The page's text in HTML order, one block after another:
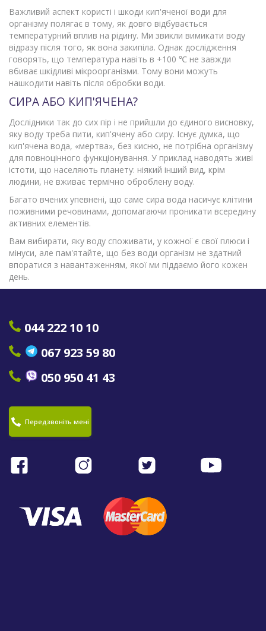
Важливий аспект користі і шкоди кип'яченої води для
організму полягає в тому, як довго відбувається
температурний вплив на рідину. Ми звикли вимикати воду
відразу після того, як вона закипіла. Однак дослідження
говорять, що температура навіть в +100 ℃ не завжди
вбиває шкідливі мікроорганізми. Тому вони можуть
нашкодити навіть після обробки води.
СИРА АБО КИП'ЯЧЕНА?
Дослідники так до сих пір і не прийшли до єдиного висновку,
яку воду треба пити, кип'ячену або сиру. Існує думка, що
кип'ячена вода, «мертва», без кисню, не потрібна організму
для повноцінного функціонування. У приклад наводять живі
істоти, що населяють планету: ніякий інший вид, крім
людини, не вживає термічно оброблену воду.
Багато вчених упевнені, що саме сира вода насичує клітини
поживними речовинами, допомагаючи проникати всередину
активних елементів.
Вам вибирати, яку воду споживати, у кожної є свої плюси і
мінуси, але пам'ятайте, що без води організм не здатний
впоратися з навантаженням, якої ми піддаємо його кожен
день.
044 222 10 10
067 923 59 80
050 950 41 43
Передзвоніть мені